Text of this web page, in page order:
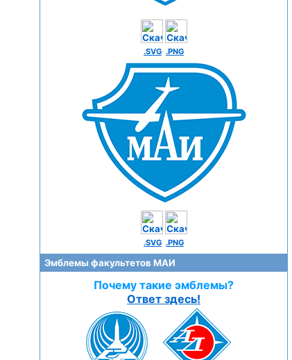
.SVG .PNG
.SVG .PNG
Эмблемы факультетов МАИ
Почему такие эмблемы?
Ответ здесь!